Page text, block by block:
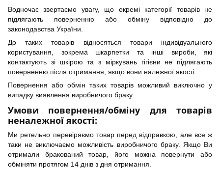
Водночас звертаємо увагу, що окремі категорії товарів не
підлягають поверненню або обміну відповідно до
законодавства України.
До таких товарів відносяться товари індивідуального
користування, зокрема шкарпетки та інші вироби, які
контактують зі шкірою та з міркувань гігієни не підлягають
поверненню після отримання, якщо вони належної якості.
Повернення або обмін таких товарів можливий виключно у
випадку виявлення виробничого браку.
Умови повернення/обміну для товарів
неналежної якості:
Ми ретельно перевіряємо товар перед відправкою, але все ж
таки не виключаємо можливість виробничого браку. Якщо Ви
отримали бракований товар, його можна повернути або
обміняти протягом 14 днів з дня отримання.